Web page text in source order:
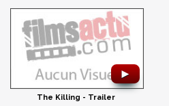
►
The Killing - Trailer